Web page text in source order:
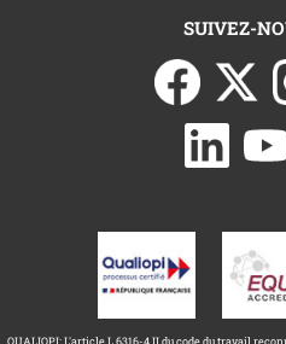
SUIVEZ-
QUALIOPI: L'article L.6316-4 II du code du travail